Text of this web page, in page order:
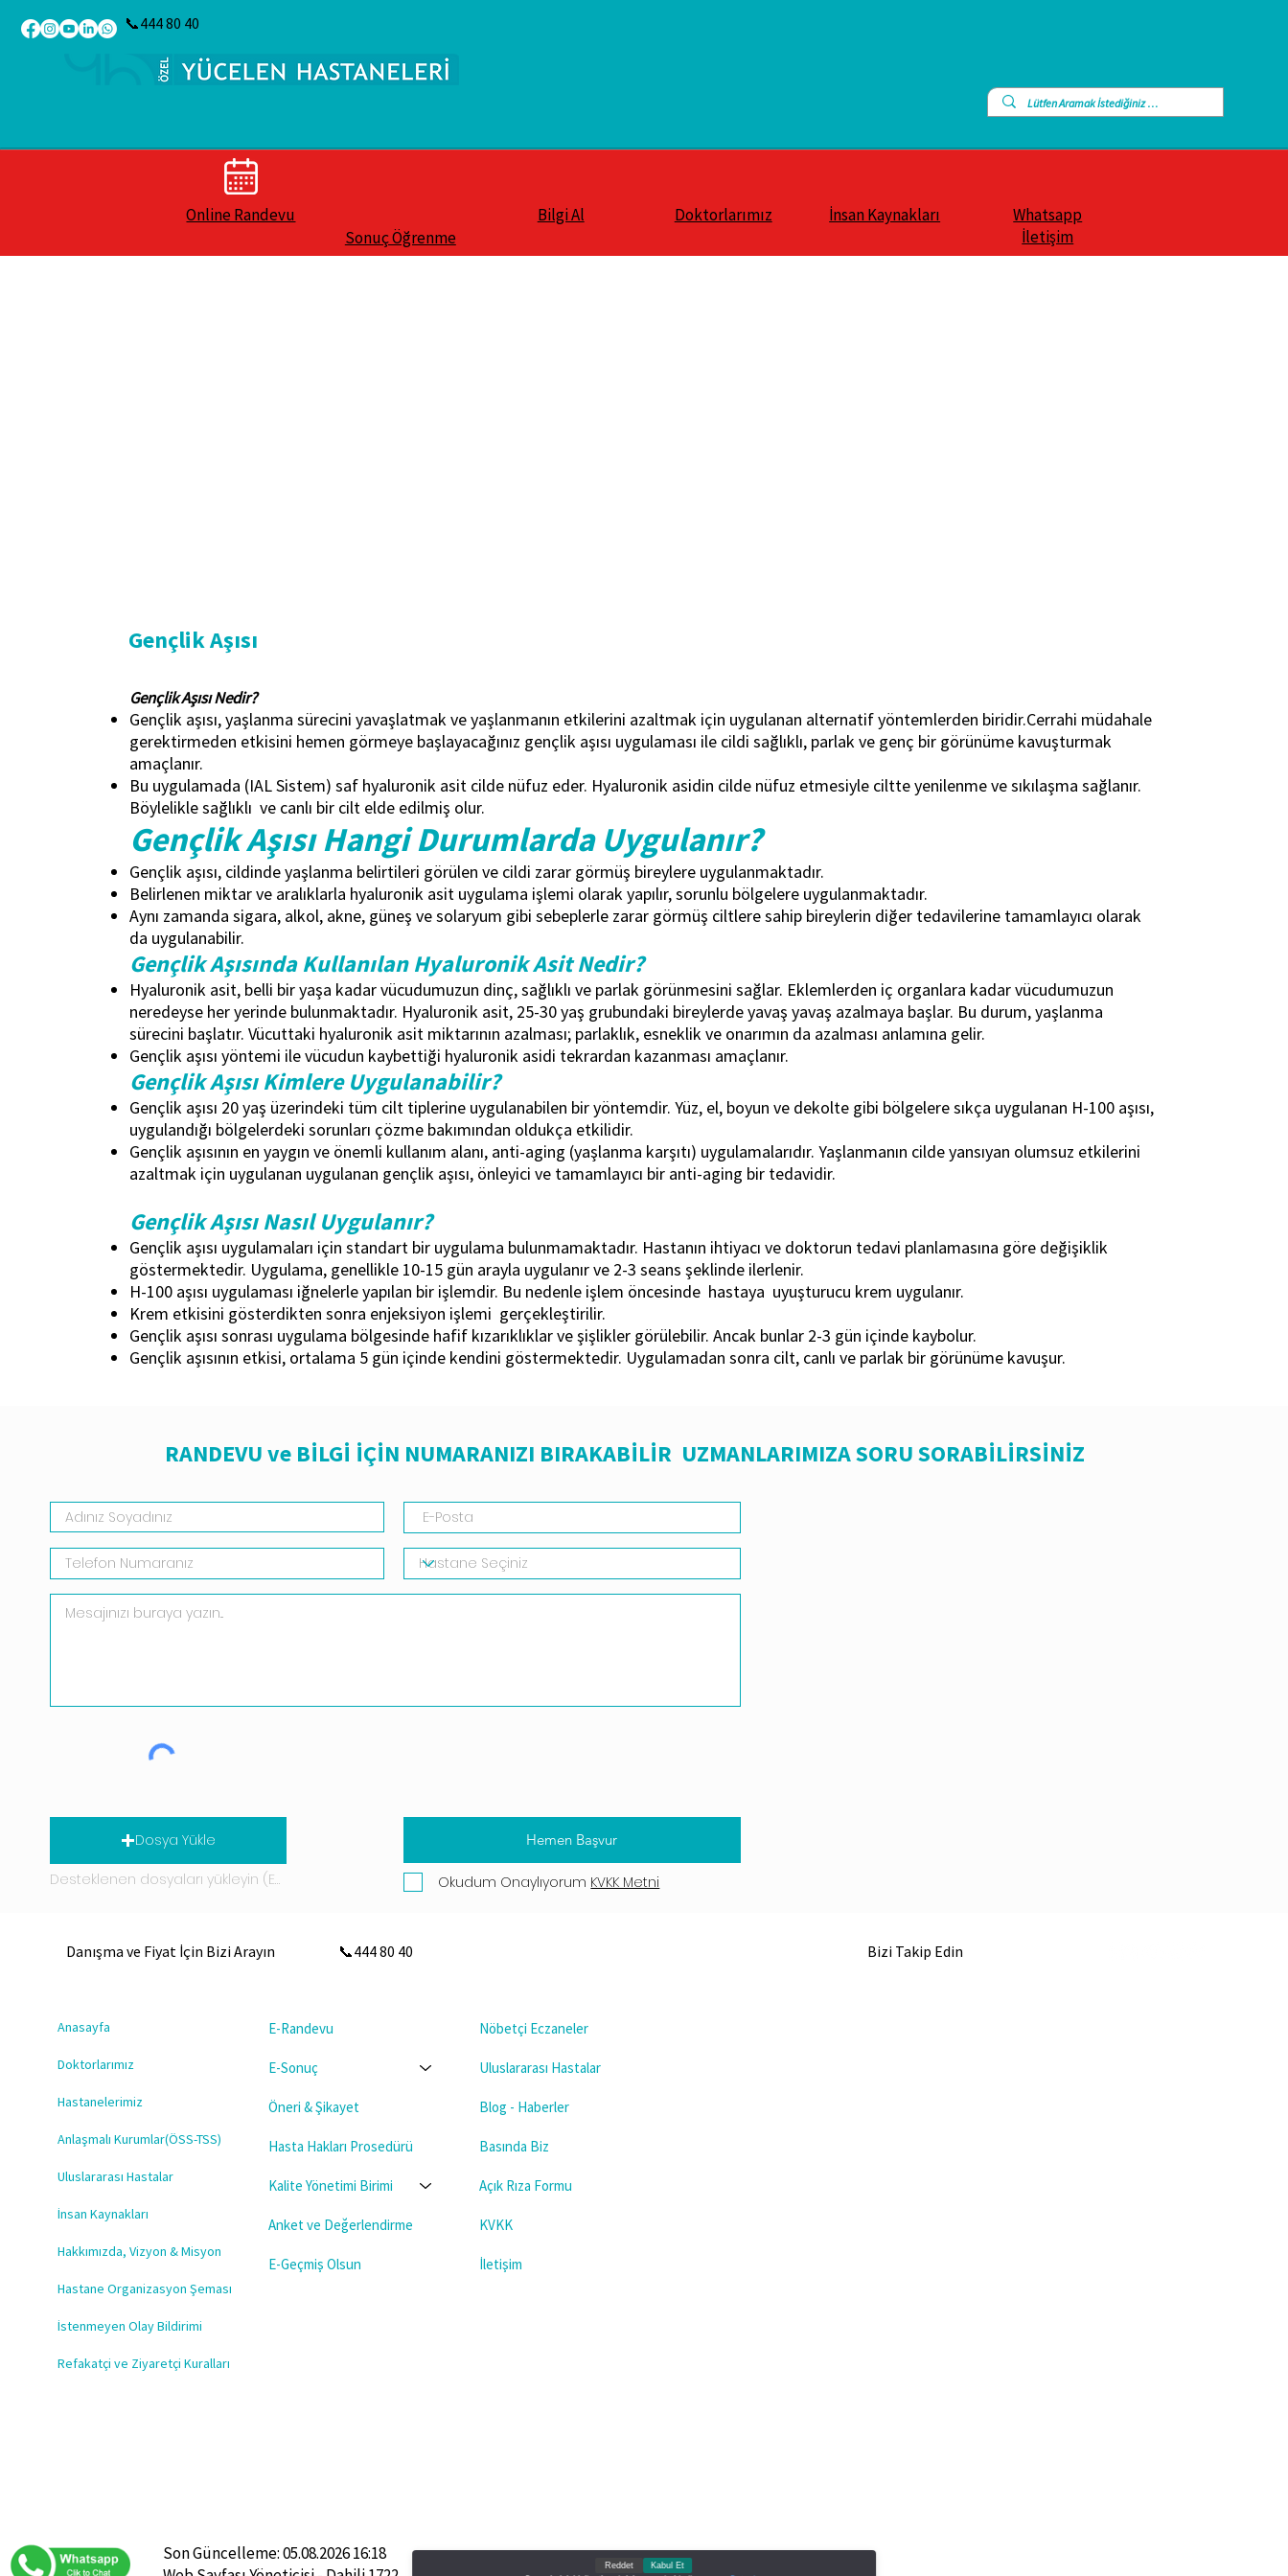
📞444 80 40
Gençlik Aşısı
Gençlik Aşısı Nedir?
Gençlik aşısı, yaşlanma sürecini yavaşlatmak ve yaşlanmanın etkilerini azaltmak için uygulanan alternatif yöntemlerden biridir.Cerrahi müdahale
gerektirmeden etkisini hemen görmeye başlayacağınız gençlik aşısı uygulaması ile cildi sağlıklı, parlak ve genç bir görünüme kavuşturmak
amaçlanır.
Bu uygulamada (IAL Sistem) saf hyaluronik asit cilde nüfuz eder. Hyaluronik asidin cilde nüfuz etmesiyle ciltte yenilenme ve sıkılaşma sağlanır.
Böylelikle sağlıklı ve canlı bir cilt elde edilmiş olur.
Gençlik Aşısı Hangi Durumlarda Uygulanır?
Gençlik aşısı, cildinde yaşlanma belirtileri görülen ve cildi zarar görmüş bireylere uygulanmaktadır.
Belirlenen miktar ve aralıklarla hyaluronik asit uygulama işlemi olarak yapılır, sorunlu bölgelere uygulanmaktadır.
Aynı zamanda sigara, alkol, akne, güneş ve solaryum gibi sebeplerle zarar görmüş ciltlere sahip bireylerin diğer tedavilerine tamamlayıcı olarak
da uygulanabilir.
Gençlik Aşısında Kullanılan Hyaluronik Asit Nedir?
Hyaluronik asit, belli bir yaşa kadar vücudumuzun dinç, sağlıklı ve parlak görünmesini sağlar. Eklemlerden iç organlara kadar vücudumuzun
neredeyse her yerinde bulunmaktadır. Hyaluronik asit, 25-30 yaş grubundaki bireylerde yavaş yavaş azalmaya başlar. Bu durum, yaşlanma
sürecini başlatır. Vücuttaki hyaluronik asit miktarının azalması; parlaklık, esneklik ve onarımın da azalması anlamına gelir.
Gençlik aşısı yöntemi ile vücudun kaybettiği hyaluronik asidi tekrardan kazanması amaçlanır.
Gençlik Aşısı Kimlere Uygulanabilir?
Gençlik aşısı 20 yaş üzerindeki tüm cilt tiplerine uygulanabilen bir yöntemdir. Yüz, el, boyun ve dekolte gibi bölgelere sıkça uygulanan H-100 aşısı,
uygulandığı bölgelerdeki sorunları çözme bakımından oldukça etkilidir.
Gençlik aşısının en yaygın ve önemli kullanım alanı, anti-aging (yaşlanma karşıtı) uygulamalarıdır. Yaşlanmanın cilde yansıyan olumsuz etkilerini
azaltmak için uygulanan uygulanan gençlik aşısı, önleyici ve tamamlayıcı bir anti-aging bir tedavidir.
Gençlik Aşısı Nasıl Uygulanır?
Gençlik aşısı uygulamaları için standart bir uygulama bulunmamaktadır. Hastanın ihtiyacı ve doktorun tedavi planlamasına göre değişiklik
göstermektedir. Uygulama, genellikle 10-15 gün arayla uygulanır ve 2-3 seans şeklinde ilerlenir.
H-100 aşısı uygulaması iğnelerle yapılan bir işlemdir. Bu nedenle işlem öncesinde hastaya uyuşturucu krem uygulanır.
Krem etkisini gösterdikten sonra enjeksiyon işlemi gerçekleştirilir.
Gençlik aşısı sonrası uygulama bölgesinde hafif kızarıklıklar ve şişlikler görülebilir. Ancak bunlar 2-3 gün içinde kaybolur.
Gençlik aşısının etkisi, ortalama 5 gün içinde kendini göstermektedir. Uygulamadan sonra cilt, canlı ve parlak bir görünüme kavuşur.
Online Randevu
Sonuç Öğrenme
Bilgi Al Doktorlarımız İnsan Kaynakları
Whatsapp
İletişim
RANDEVU ve BİLGİ İÇİN NUMARANIZI BIRAKABİLİR UZMANLARIMIZA SORU SORABİLİRSİNİZ
Hemen Başvur
Dosya Yükle
Desteklenen dosyaları yükleyin (En fazla 15 MB) Okudum Onaylıyorum KVKK Metni
Danışma ve Fiyat İçin Bizi Arayın 📞444 80 40 Bizi Takip Edin
Son Güncelleme: 05.08.2026 16:18
Anasayfa
Doktorlarımız
Hastanelerimiz
Anlaşmalı Kurumlar(ÖSS-TSS)
Uluslararası Hastalar
İnsan Kaynakları
Hakkımızda, Vizyon & Misyon
Hastane Organizasyon Şeması
İstenmeyen Olay Bildirimi
Refakatçi ve Ziyaretçi Kuralları
E-Randevu
E-Sonuç
Öneri & Şikayet
Hasta Hakları Prosedürü
Kalite Yönetimi Birimi
Anket ve Değerlendirme
E-Geçmiş Olsun
Nöbetçi Eczaneler
Uluslararası Hastalar
Blog - Haberler
Basında Biz
Açık Rıza Formu
KVKK
İletişim
Reddet Kabul Et